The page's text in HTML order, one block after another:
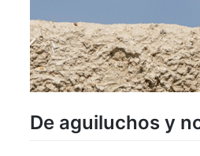
De aguiluchos y